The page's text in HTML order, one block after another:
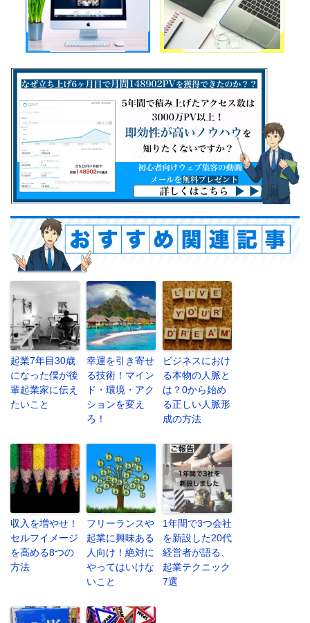
起業7年目30歳
になった僕が後
輩起業家に伝え
たいこと
幸運を引き寄せ
る技術！マイン
ド・環境・アク
ションを変え
ろ！
ビジネスにおけ
る本物の人脈と
は？0から始め
る正しい人脈形
成の方法
収入を増やせ！
セルフイメージ
を高める8つの
方法
フリーランスや
起業に興味ある
人向け！絶対に
やってはいけな
いこと
1年間で3つ会社
を新設した20代
経営者が語る、
起業テクニック
7選